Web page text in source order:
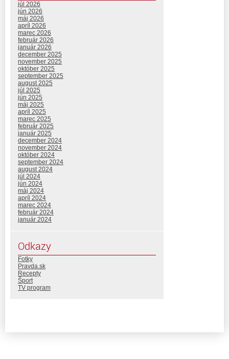
júl 2026
jún 2026
máj 2026
apríl 2026
marec 2026
február 2026
január 2026
december 2025
november 2025
október 2025
september 2025
august 2025
júl 2025
jún 2025
máj 2025
apríl 2025
marec 2025
február 2025
január 2025
december 2024
november 2024
október 2024
september 2024
august 2024
júl 2024
jún 2024
máj 2024
apríl 2024
marec 2024
február 2024
január 2024
Odkazy
Fotky
Pravda.sk
Recepty
Šport
TV program